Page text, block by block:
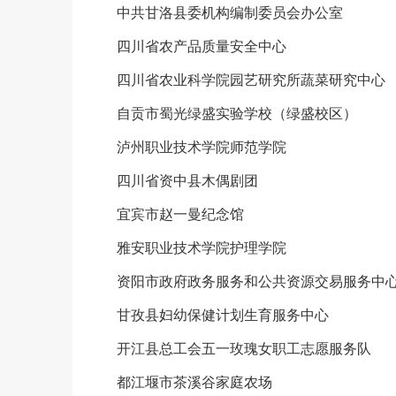
中共甘洛县委机构编制委员会办公室
四川省农产品质量安全中心
四川省农业科学院园艺研究所蔬菜研究中心
自贡市蜀光绿盛实验学校（绿盛校区）
泸州职业技术学院师范学院
四川省资中县木偶剧团
宜宾市赵一曼纪念馆
雅安职业技术学院护理学院
资阳市政府政务服务和公共资源交易服务中
甘孜县妇幼保健计划生育服务中心
开江县总工会五一玫瑰女职工志愿服务队
都江堰市茶溪谷家庭农场